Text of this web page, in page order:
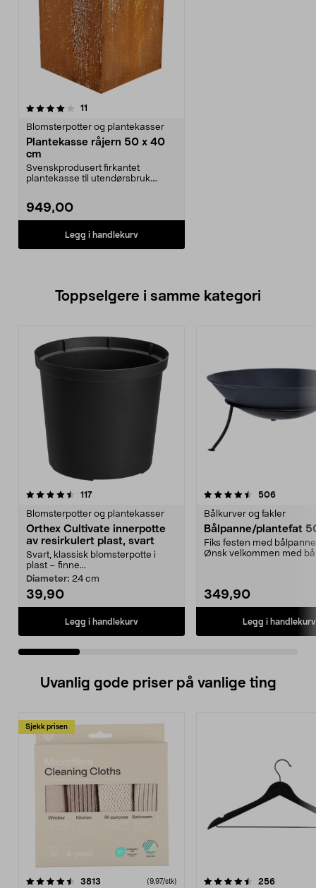
11
Blomsterpotter og plantekasser
Plantekasse råjern 50 x 40
cm
Svenskprodusert firkantet
plantekasse til utendørsbruk.
949,00
Legg i handlekurv
Toppselgere i samme kategori
117anmeldelser
Blomsterpotter og plantekasser
Orthex Cultivate innerpotte
av resirkulert plast, svart
Svart, klassisk blomsterpotte i
plast – finne...
Diameter: 24 cm
39,90
Legg i handlekurv
4.5 av 5 stjerner 506
Bålkurver og fakler
Bålpanne/plantefat
Fiks festen med
Ønsk velkommen med
349,90
Legg i handlekurv
4.5 av 5 stjerner
Uvanlig gode priser på vanlige ting
Sjekk prisen
3813 anmeldelser(9,97/stk)
4.5av 5 stjerner 256
4.5av 5 stjerner